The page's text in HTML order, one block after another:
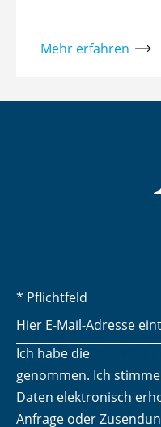
Mehr erfahren
* Pflichtfeld
Ich habe die
genommen. Ich
Daten elektronisch
Anfrage oder